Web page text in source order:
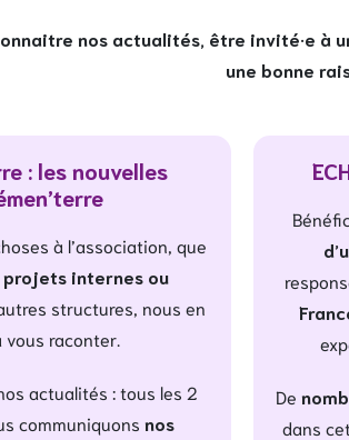
nos actualités, être invité·e à
une bonne
: les nouvelles
à l’association, que
projets internes ou
structures, nous en
vous raconter.
actualités : tous les 2
communiquonsnos
De
dans